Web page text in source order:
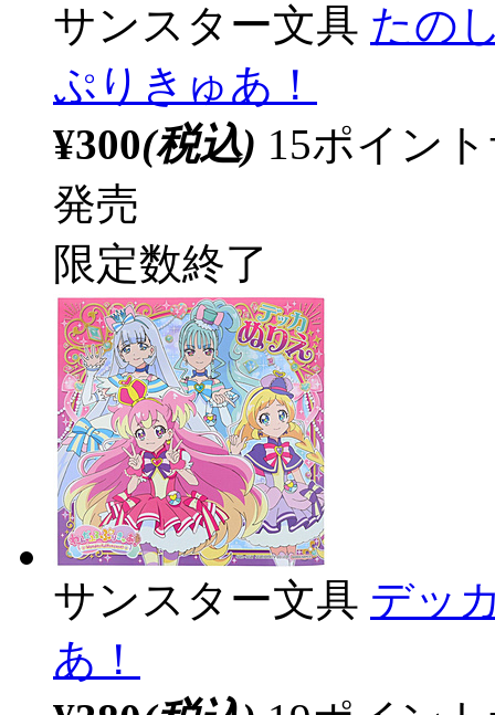
サンスター文具 たの
ぷりきゅあ！
¥300(税込) 15ポイン
発売
限定数終了
サンスター文具 デッ
あ！